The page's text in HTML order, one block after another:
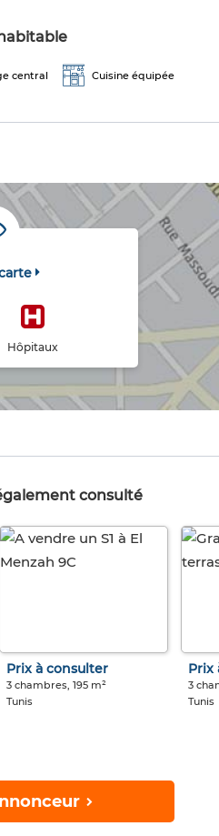
central Cuisine équipée
Hôpitaux
consulté
Prix à consulter
3 chambres, 195 m²
Tunis
Prix
3
Tunis